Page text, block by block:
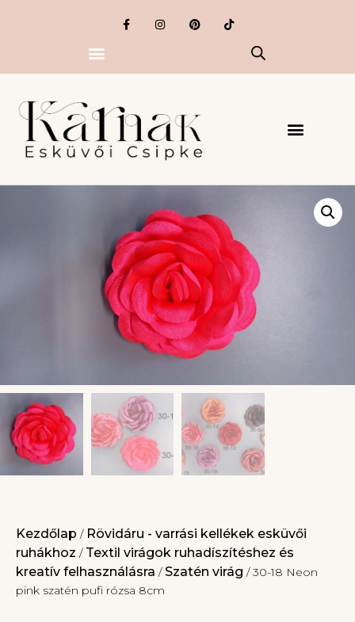
Kezdőlap / Rövidáru - varrási kellékek esküvői
ruhákhoz / Textil virágok ruhadíszítéshez és
kreatív felhasználásra /Szatén virág / 30-18 Neon
pink szatén pufi rózsa 8cm